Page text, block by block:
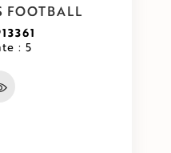
FOOTBALL
: 5